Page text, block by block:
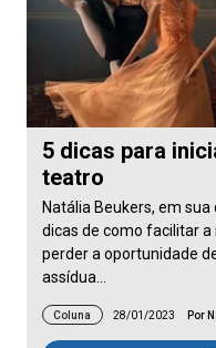
5 dicas para
teatro
Natália Beukers, em
dicas de como facilitar
perder a oportunidade
assídua…
Coluna 28/01/2023 Por